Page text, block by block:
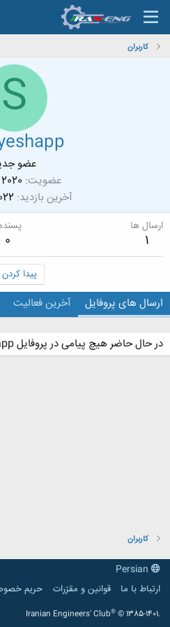
کاربران
S
عضو
عضویت
آخرین بازدید
ارسال ها
1
0
پیدا کردن
ارسال های پروفایل آخرین فعالیت
در حال حاضر هیچ پیامی در پروفایل setayeshapp نیست.
کاربران
ارتباط با ما
قوانین و مقرّرات حریم
Iranian Engineers' Club® © 1385-1401.